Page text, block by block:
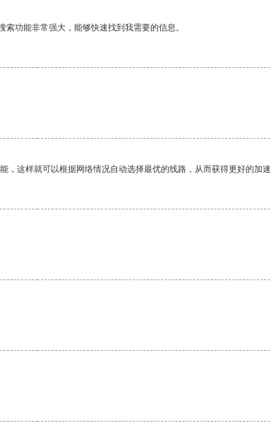
功能非常强大，能够快速找到我需要的信息。
这样就可以根据网络情况自动选择最优的线路，从而获得更好的加速